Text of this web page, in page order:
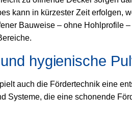
kann in kürzester Zeit erfolgen,
Bauweise – ohne Hohlprofile
hygienische
auch die Fördertechnik eine
Systeme, die eine schonende